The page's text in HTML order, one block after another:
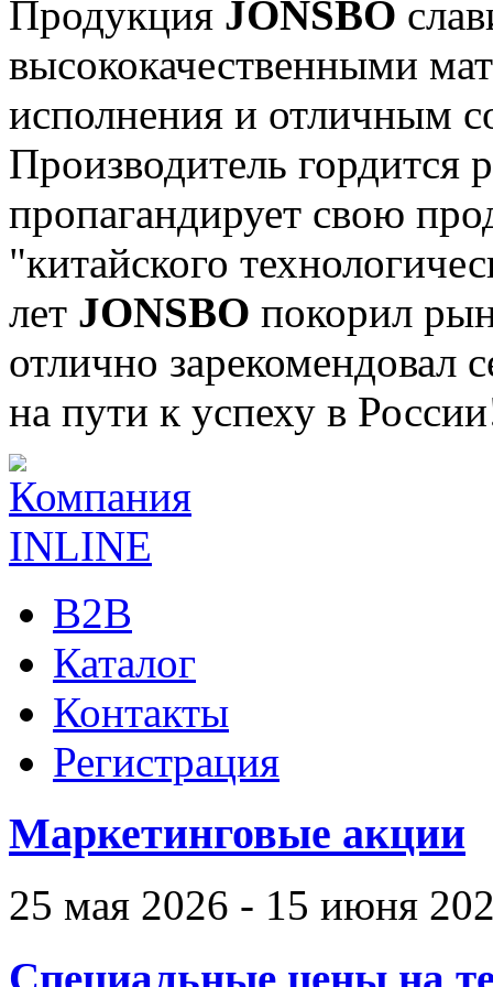
Продукция JONSBO
высококачественными
исполнения и отличным
Производитель гордится
пропагандирует свою
"китайского
лет JONSBO покорил
отлично
на пути к успеху в
B2B
Каталог
Контакты
Регистрация
Маркетинговые акции
25 мая 2026 - 15 июня